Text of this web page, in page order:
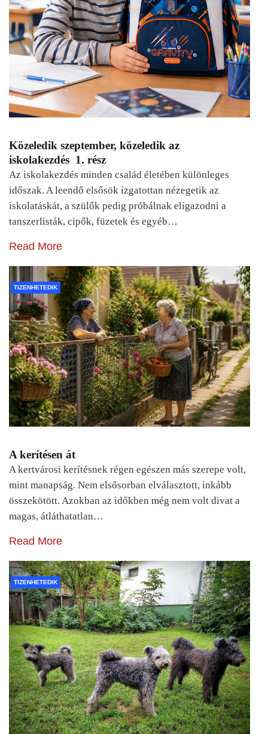
Közeledik szeptember, közeledik az
iskolakezdés 1. rész
Az iskolakezdés minden család életében különleges
időszak. A leendő elsősök izgatottan nézegetik az
iskolatáskát, a szülők pedig próbálnak eligazodni a
tanszerlisták, cipők, füzetek és egyéb…
Read More
TIZENHETEDIK
A kerítésen át
A kertvárosi kerítésnek régen egészen más szerepe volt,
mint manapság. Nem elsősorban elválasztott, inkább
összekötött. Azokban az időkben még nem volt divat a
magas, átláthatatlan…
Read More
TIZENHETEDIK